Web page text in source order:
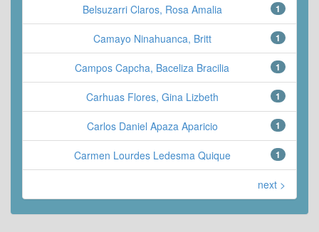
1
Belsuzarri Claros, Rosa Amalia
1
Camayo Ninahuanca, Britt
1
Campos Capcha, Baceliza Bracilia
1
Carhuas Flores, Gina Lizbeth
1
Carlos Daniel Apaza Aparicio
1
Carmen Lourdes Ledesma Quique
next >